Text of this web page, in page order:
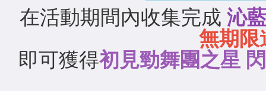
在活動期間內收集完成 沁
無期限
即可獲得初見勁舞團之星